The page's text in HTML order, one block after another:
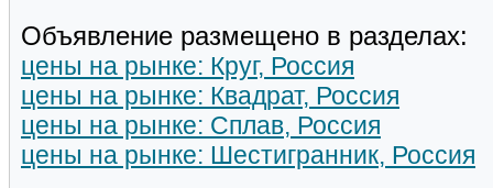
Объявление размещено в разделах:
цены на рынке: Круг, Россия
цены на рынке: Квадрат, Россия
цены на рынке: Сплав, Россия
цены на рынке: Шестигранник, Россия